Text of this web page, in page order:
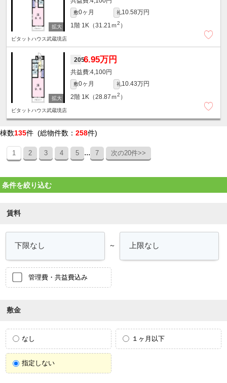
敷0ヶ月 礼10.58万円
1階 1K（31.21ｍ2 ）
ピタットハウス武蔵境店
2056.95万円
4,100円
敷0ヶ月 礼10.43万円
2階 1K（28.87ｍ2 ）
ピタットハウス武蔵境店
棟数135件 (総物件数： 258件)
1 2 3 4 5 ... 7 次の20件>>
条件を絞り込む
賃料
～
管理費・共益費込み
敷金
なし １ヶ月以下
指定しない